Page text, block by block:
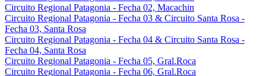
Circuito Regional Patagonia - Fecha 02, Macachin
Circuito Regional Patagonia - Fecha 03 & Circuito Santa Rosa -
Fecha 03, Santa Rosa
Circuito Regional Patagonia - Fecha 04 & Circuito Santa Rosa -
Fecha 04, Santa Rosa
Circuito Regional Patagonia - Fecha 05, Gral.Roca
Circuito Regional Patagonia - Fecha 06, Gral.Roca